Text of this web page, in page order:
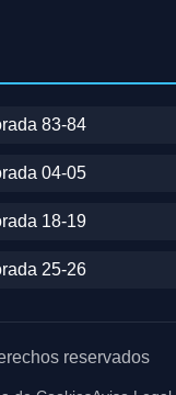
83-84
04-05
18-19
25-26
reservados